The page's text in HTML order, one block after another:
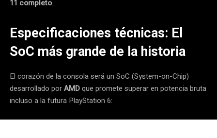
11 completo.
Especificaciones técnicas: El
SoC más grande de la historia
El corazón de la consola será un SoC (System-on-Chip)
desarrollado porAMDque promete superar en potencia bruta
incluso a la futura PlayStation 6: